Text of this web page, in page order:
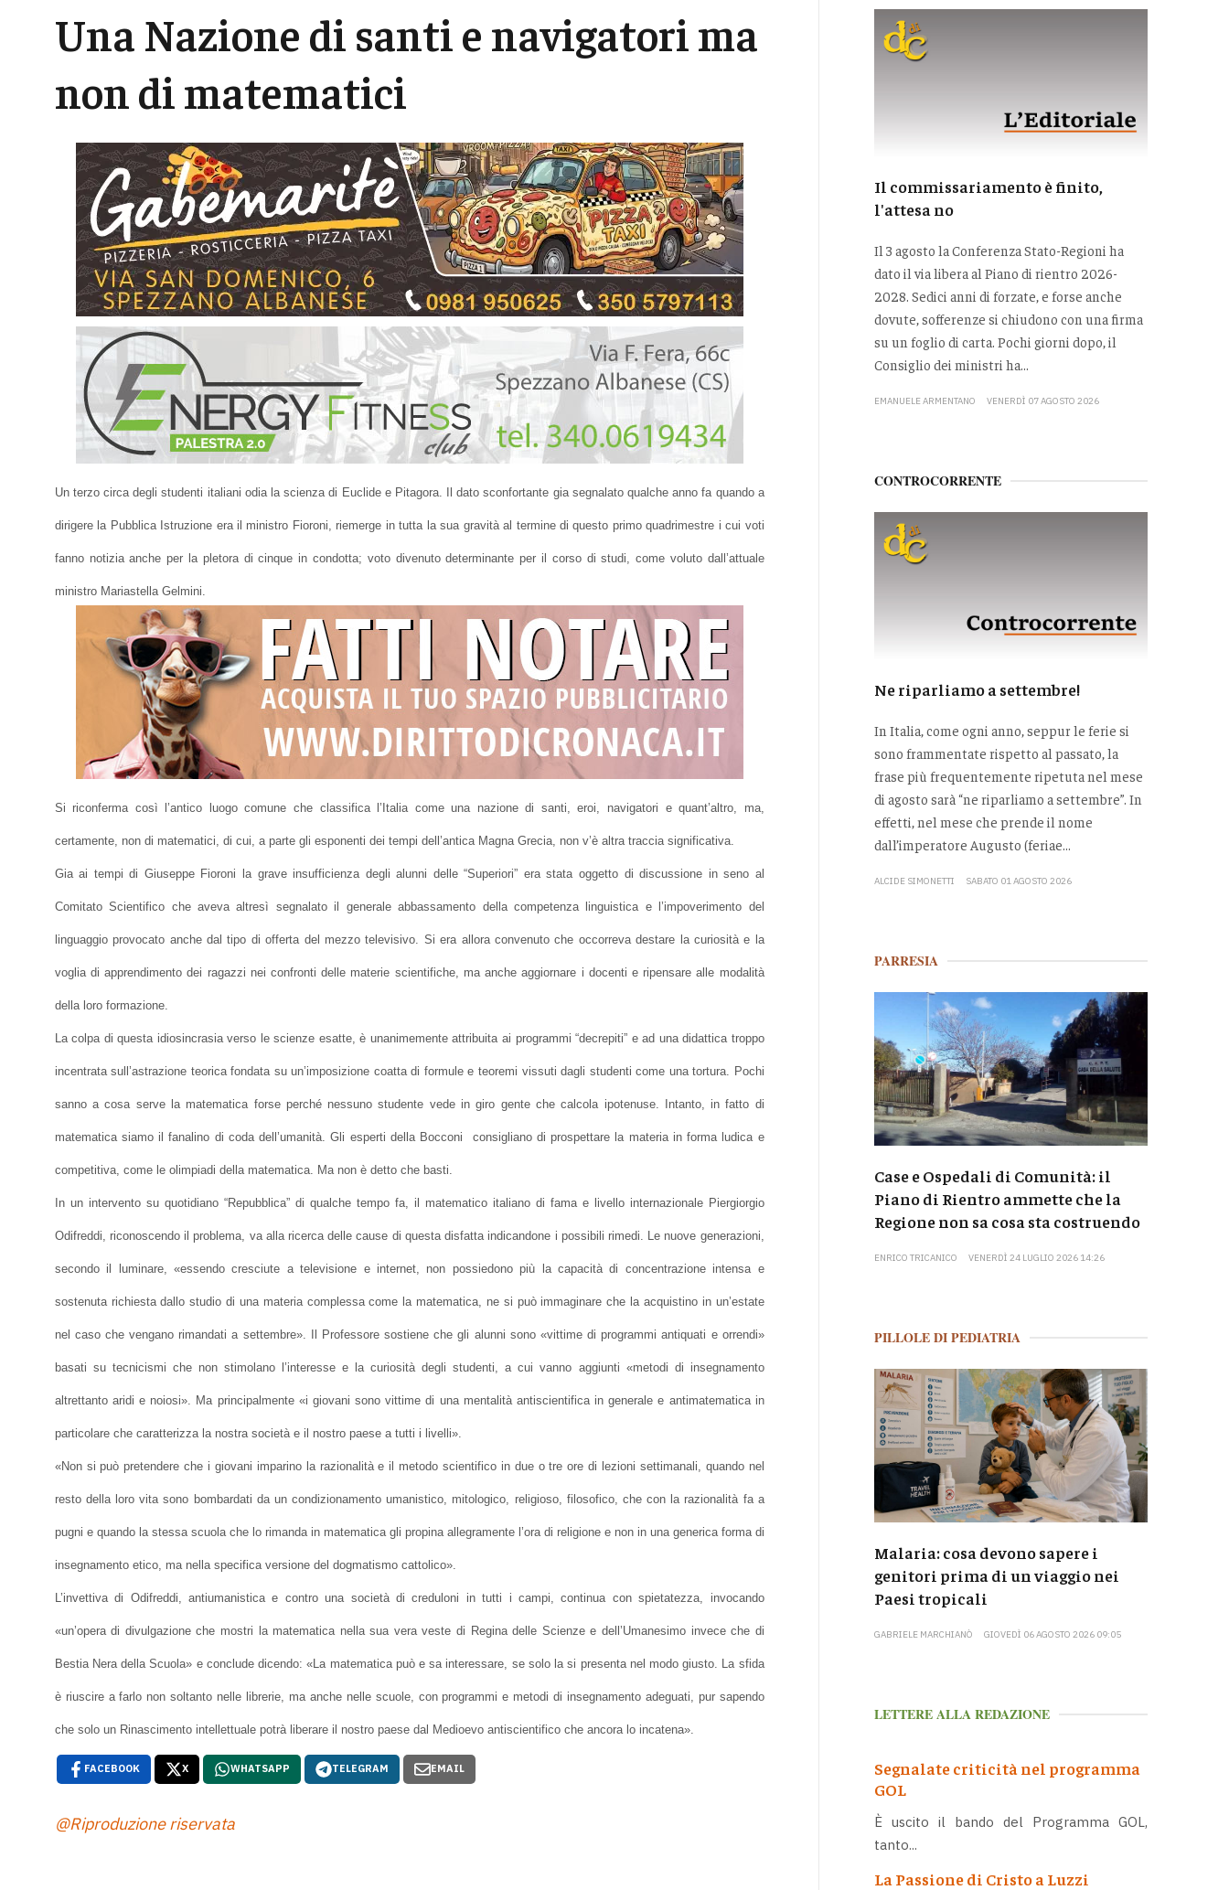
Una Nazione di santi e navigatori ma
non di matematici
Un terzo circa degli studenti italiani odia la scienza di Euclide e Pitagora. Il dato sconfortante gia segnalato qualche anno fa quando a
dirigere la Pubblica Istruzione era il ministro Fioroni, riemerge in tutta la sua gravità al termine di questo primo quadrimestre i cui voti
fanno notizia anche per la pletora di cinque in condotta; voto divenuto determinante per il corso di studi, come voluto dall’attuale
ministro Mariastella Gelmini.
Si riconferma così l’antico luogo comune che classifica l’Italia come una nazione di santi, eroi, navigatori e quant’altro, ma,
certamente, non di matematici, di cui, a parte gli esponenti dei tempi dell’antica Magna Grecia, non v’è altra traccia significativa.
Gia ai tempi di Giuseppe Fioroni la grave insufficienza degli alunni delle “Superiori” era stata oggetto di discussione in seno al
Comitato Scientifico che aveva altresì segnalato il generale abbassamento della competenza linguistica e l’impoverimento del
linguaggio provocato anche dal tipo di offerta del mezzo televisivo. Si era allora convenuto che occorreva destare la curiosità e la
voglia di apprendimento dei ragazzi nei confronti delle materie scientifiche, ma anche aggiornare i docenti e ripensare alle modalità
della loro formazione.
La colpa di questa idiosincrasia verso le scienze esatte, è unanimemente attribuita ai programmi “decrepiti” e ad una didattica troppo
incentrata sull’astrazione teorica fondata su un’imposizione coatta di formule e teoremi vissuti dagli studenti come una tortura. Pochi
sanno a cosa serve la matematica forse perché nessuno studente vede in giro gente che calcola ipotenuse. Intanto, in fatto di
matematica siamo il fanalino di coda dell’umanità. Gli esperti della Bocconi consigliano di prospettare la materia in forma ludica e
competitiva, come le olimpiadi della matematica. Ma non è detto che basti.
In un intervento su quotidiano “Repubblica” di qualche tempo fa, il matematico italiano di fama e livello internazionale Piergiorgio
Odifreddi, riconoscendo il problema, va alla ricerca delle cause di questa disfatta indicandone i possibili rimedi. Le nuove generazioni,
secondo il luminare, «essendo cresciute a televisione e internet, non possiedono più la capacità di concentrazione intensa e
sostenuta richiesta dallo studio di una materia complessa come la matematica, ne si può immaginare che la acquistino in un’estate
nel caso che vengano rimandati a settembre». Il Professore sostiene che gli alunni sono «vittime di programmi antiquati e orrendi»
basati su tecnicismi che non stimolano l’interesse e la curiosità degli studenti, a cui vanno aggiunti «metodi di insegnamento
altrettanto aridi e noiosi». Ma principalmente «i giovani sono vittime di una mentalità antiscientifica in generale e antimatematica in
particolare che caratterizza la nostra società e il nostro paese a tutti i livelli».
«Non si può pretendere che i giovani imparino la razionalità e il metodo scientifico in due o tre ore di lezioni settimanali, quando nel
resto della loro vita sono bombardati da un condizionamento umanistico, mitologico, religioso, filosofico, che con la razionalità fa a
pugni e quando la stessa scuola che lo rimanda in matematica gli propina allegramente l’ora di religione e non in una generica forma di
insegnamento etico, ma nella specifica versione del dogmatismo cattolico».
L’invettiva di Odifreddi, antiumanistica e contro una società di creduloni in tutti i campi, continua con spietatezza, invocando
«un’opera di divulgazione che mostri la matematica nella sua vera veste di Regina delle Scienze e dell’Umanesimo invece che di
Bestia Nera della Scuola» e conclude dicendo: «La matematica può e sa interessare, se solo la si presenta nel modo giusto. La sfida
è riuscire a farlo non soltanto nelle librerie, ma anche nelle scuole, con programmi e metodi di insegnamento adeguati, pur sapendo
che solo un Rinascimento intellettuale potrà liberare il nostro paese dal Medioevo antiscientifico che ancora lo incatena».
FACEBOOK X WHATSAPP TELEGRAM EMAIL
@Riproduzione riservata
Il commissariamento è finito,
l'attesa no
Il 3 agosto la Conferenza Stato-Regioni ha
dato il via libera al Piano di rientro 2026-
2028. Sedici anni di forzate, e forse anche
dovute, sofferenze si chiudono con una firma
su un foglio di carta. Pochi giorni dopo, il
Consiglio dei ministri ha...
EMANUELE ARMENTANO VENERDÌ 07 AGOSTO 2026
CONTROCORRENTE
Ne riparliamo a settembre!
In Italia, come ogni anno, seppur le ferie si
sono frammentate rispetto al passato, la
frase più frequentemente ripetuta nel mese
di agosto sarà “ne riparliamo a settembre”. In
effetti, nel mese che prende il nome
dall’imperatore Augusto (feriae...
ALCIDE SIMONETTI SABATO 01 AGOSTO 2026
PARRESIA
Case e Ospedali di Comunità: il
Piano di Rientro ammette che la
Regione non sa cosa sta costruendo
ENRICO TRICANICO VENERDÌ 24 LUGLIO 2026 14:26
PILLOLE DI PEDIATRIA
Malaria: cosa devono sapere i
genitori prima di un viaggio nei
Paesi tropicali
GABRIELE MARCHIANÒ GIOVEDÌ 06 AGOSTO 2026 09:05
LETTERE ALLA REDAZIONE
Segnalate criticità nel programma
GOL
È uscito il bando del Programma GOL,
tanto...
La Passione di Cristo a Luzzi